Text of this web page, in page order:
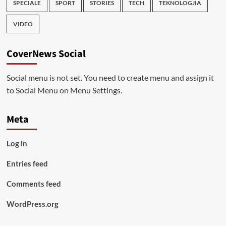
SPECIALE SPORT STORIES TECH TEKNOLOGJIA
VIDEO
CoverNews Social
Social menu is not set. You need to create menu and assign it
to Social Menu on Menu Settings.
Meta
Log in
Entries feed
Comments feed
WordPress.org